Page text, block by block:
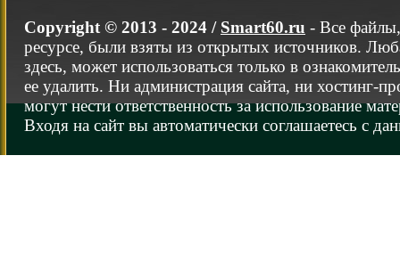
Copyright © 2013 - 2024 / Smart60.ru - Все
ресурсе, были взяты из открытых источников.
здесь, может использоваться только в
ее удалить. Ни администрация сайта, ни хостинг-
могут нести ответственность за использование
Входя на сайт вы автоматически соглашаетесь с